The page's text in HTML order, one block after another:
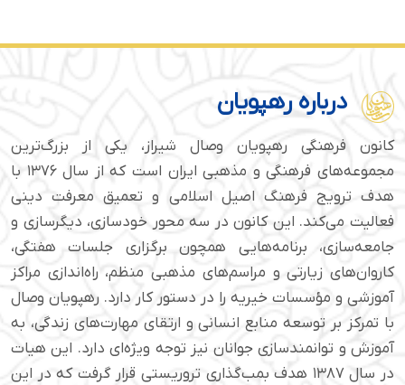
درباره رهپویان
کانون فرهنگی رهپویان وصال شیراز، یکی از بزرگ‌ترین
مجموعه‌های فرهنگی و مذهبی ایران است که از سال ۱۳۷۶ با
هدف ترویج فرهنگ اصیل اسلامی و تعمیق معرفت دینی
فعالیت می‌کند. این کانون در سه محور خودسازی، دیگرسازی و
جامعه‌سازی، برنامه‌هایی همچون برگزاری جلسات هفتگی،
کاروان‌های زیارتی و مراسم‌های مذهبی منظم، راه‌اندازی مراکز
آموزشی و مؤسسات خیریه را در دستور کار دارد. رهپویان وصال
با تمرکز بر توسعه منابع انسانی و ارتقای مهارت‌های زندگی، به
آموزش و توانمندسازی جوانان نیز توجه ویژه‌ای دارد. این هیات
در سال ۱۳۸۷ هدف بمب‌گذاری تروریستی قرار گرفت که در این